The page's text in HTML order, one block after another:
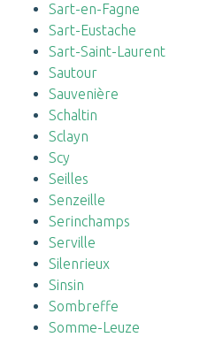
Sart-en-Fagne
Sart-Eustache
Sart-Saint-Laurent
Sautour
Sauvenière
Schaltin
Sclayn
Scy
Seilles
Senzeille
Serinchamps
Serville
Silenrieux
Sinsin
Sombreffe
Somme-Leuze